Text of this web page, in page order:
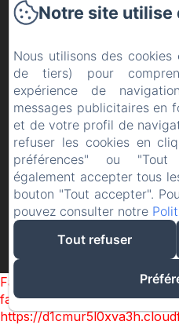
Vos
Politique de
Informations
Créé par
Conditions
Failed to load BookingEngine/
failed. (missing:
https://
Notre site utilise
Nous utilisons des
de tiers) pour
expérience de
messages publicitaires en
et de votre profil de
refuser les cookies en
préférences" ou
également accepter tous
bouton "Tout accepter".
pouvez consulter notre
Tout refuser